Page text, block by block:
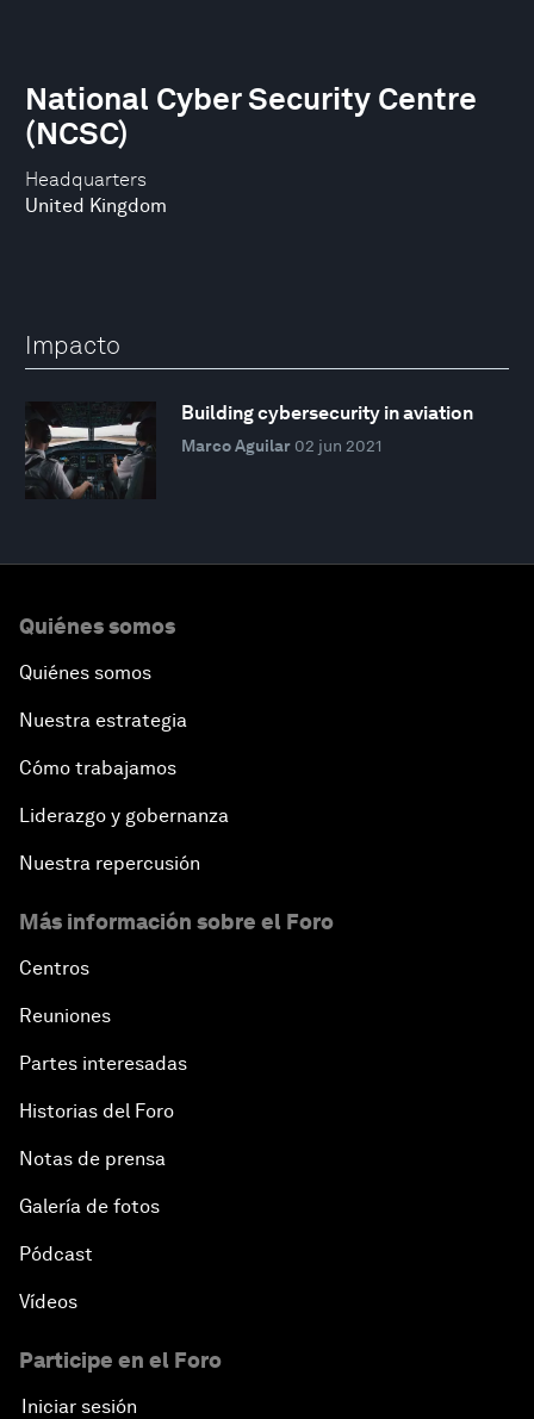
Headquarters
United Kingdom
National Cyber Security Centre
(NCSC)
Impacto
Building cybersecurity in aviation
Marco Aguilar 02 jun 2021
Quiénes somos
Quiénes somos
Nuestra estrategia
Cómo trabajamos
Liderazgo y gobernanza
Nuestra repercusión
Más información sobre el Foro
Centros
Reuniones
Partes interesadas
Historias del Foro
Notas de prensa
Galería de fotos
Pódcast
Vídeos
Participe en el Foro
Iniciar sesión